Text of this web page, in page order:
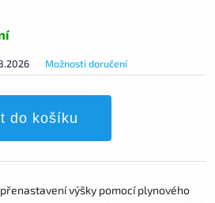
Možnosti doručení
do košíku
výšky pomocí plynového